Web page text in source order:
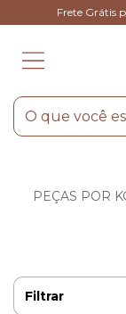
Frete Grátis
PEÇAS POR
Filtrar